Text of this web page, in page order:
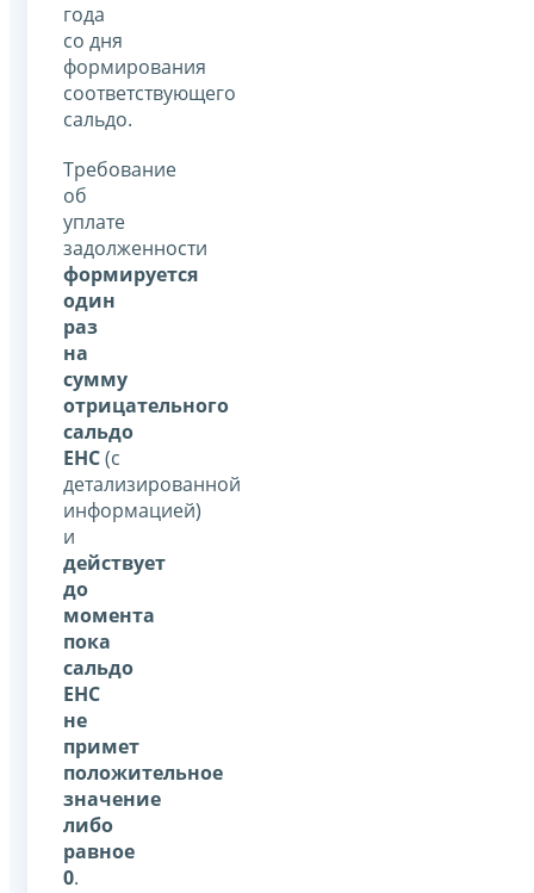
года
со дня
формирования
соответствующего
сальдо.
Требование
об
уплате
задолженности
формируется
один
раз
на
сумму
отрицательного
сальдо
ЕНС(с
детализированной
информацией)
и
действует
до
момента
пока
сальдо
ЕНС
не
примет
положительное
значение
либо
равное
0.